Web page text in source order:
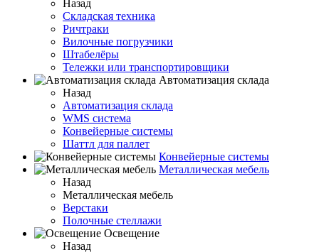
Назад
Складская техника
Ричтраки
Вилочные погрузчики
Штабелёры
Тележки или транспортировщики
Автоматизация склада
Назад
Автоматизация склада
WMS система
Конвейерные системы
Шаттл для паллет
Конвейерные системы
Металлическая мебель
Назад
Металлическая мебель
Верстаки
Полочные стеллажи
Освещение
Назад